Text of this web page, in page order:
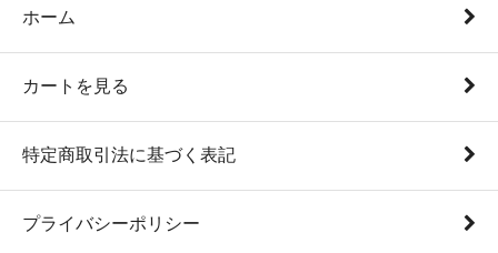
ホーム
カートを見る
特定商取引法に基づく表記
プライバシーポリシー